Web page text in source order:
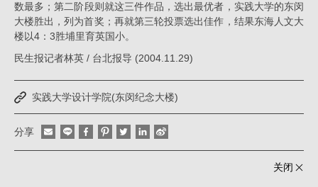
数最多；第二阶段则就这三件作品，选出最优者，实践大学的东闵
大楼胜出，列为首奖；再就第三轮投票选出佳作，结果东海人文大
楼以4：3胜埔里育英国小。
民生报记者林英 / 台北报导 (2004.11.29)
实践大学设计学院(东闵纪念大楼)
分享
关闭